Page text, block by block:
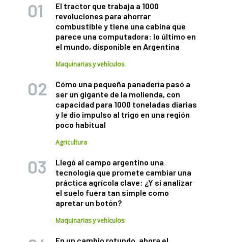
El tractor que trabaja a 1000
revoluciones para ahorrar
combustible y tiene una cabina que
parece una computadora: lo último en
el mundo, disponible en Argentina
Maquinarias y vehículos
Cómo una pequeña panadería pasó a
ser un gigante de la molienda, con
capacidad para 1000 toneladas diarias
y le dio impulso al trigo en una región
poco habitual
Agricultura
Llegó al campo argentino una
tecnología que promete cambiar una
práctica agrícola clave: ¿Y si analizar
el suelo fuera tan simple como
apretar un botón?
Maquinarias y vehículos